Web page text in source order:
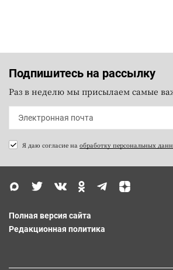
Подпишитесь на рассылку
Раз в неделю мы присылаем самые
Я даю согласие на обработку персональных
Полная версия сайта
Редакционная политика